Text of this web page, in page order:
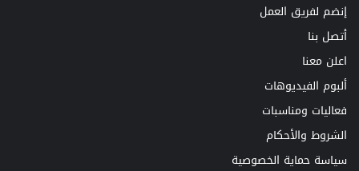
إنضم لفريق العمل
أتصل بنا
اعلن معنا
ألبوم الفيديوهات
فعاليات ومناسبات
الشروط والأحكام
سياسة حماية الخصوصية